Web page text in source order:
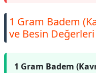
1 Gram Badem
ve Besin Değerleri
1 Gram Badem